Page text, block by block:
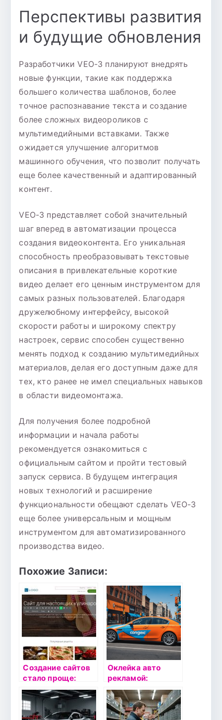
Перспективы развития
и будущие обновления
Разработчики VEO-3 планируют внедрять
новые функции, такие как поддержка
большего количества шаблонов, более
точное распознавание текста и создание
более сложных видеороликов с
мультимедийными вставками. Также
ожидается улучшение алгоритмов
машинного обучения, что позволит получать
еще более качественный и адаптированный
контент.
VEO-3 представляет собой значительный
шаг вперед в автоматизации процесса
создания видеоконтента. Его уникальная
способность преобразовывать текстовые
описания в привлекательные короткие
видео делает его ценным инструментом для
самых разных пользователей. Благодаря
дружелюбному интерфейсу, высокой
скорости работы и широкому спектру
настроек, сервис способен существенно
менять подход к созданию мультимедийных
материалов, делая его доступным даже для
тех, кто ранее не имел специальных навыков
в области видеомонтажа.
Для получения более подробной
информации и начала работы
рекомендуется ознакомиться с
официальным сайтом и пройти тестовый
запуск сервиса. В будущем интеграция
новых технологий и расширение
функциональности обещают сделать VEO-3
еще более универсальным и мощным
инструментом для автоматизированного
производства видео.
Похожие Записи:
Создание сайтов
стало проще:
платформа Tobiz
Оклейка авто
рекламой:
продвижение на
колесах